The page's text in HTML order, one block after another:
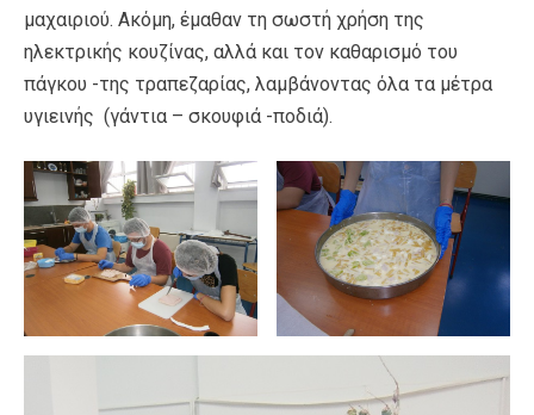
μαχαιριού. Ακόμη, έμαθαν τη σωστή χρήση της
ηλεκτρικής κουζίνας, αλλά και τον καθαρισμό του
πάγκου -της τραπεζαρίας, λαμβάνοντας όλα τα μέτρα
υγιεινής (γάντια – σκουφιά -ποδιά).